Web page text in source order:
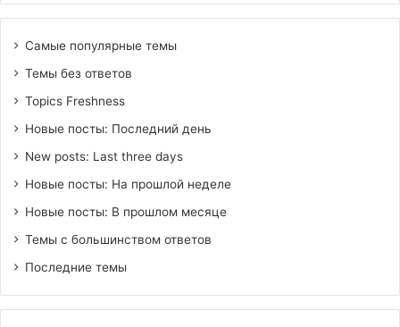
Самые популярные темы
Темы без ответов
Topics Freshness
Новые посты: Последний день
New posts: Last three days
Новые посты: На прошлой неделе
Новые посты: В прошлом месяце
Темы с большинством ответов
Последние темы